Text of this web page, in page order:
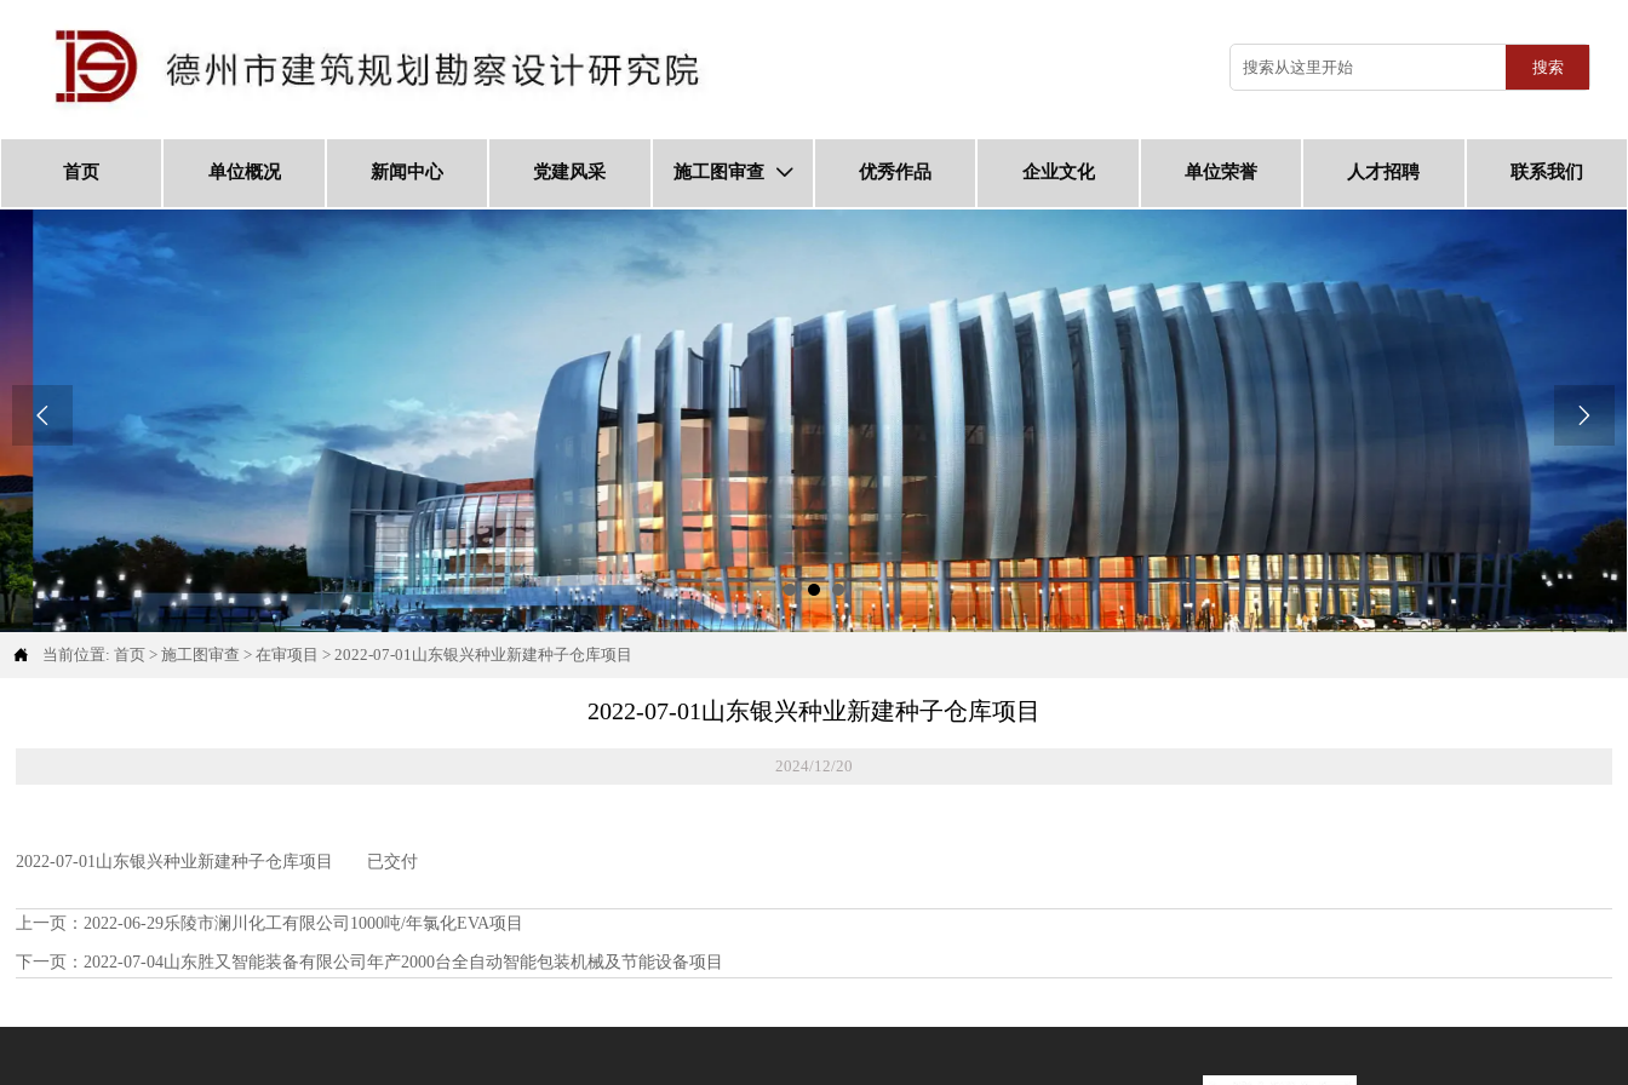
搜索
首页 单位概况 新闻中心 党建风采 施工图审查  优秀作品 企业文化 单位荣誉 人才招聘 联系我们
 
 当前位置: 首页 > 施工图审查 > 在审项目 > 2022-07-01山东银兴种业新建种子仓库项目
2022-07-01山东银兴种业新建种子仓库项目
2024/12/20
2022-07-01山东银兴种业新建种子仓库项目 已交付
上一页：2022-06-29乐陵市澜川化工有限公司1000吨/年氯化EVA项目
下一页： 2022-07-04山东胜又智能装备有限公司年产2000台全自动智能包装机械及节能设备项目